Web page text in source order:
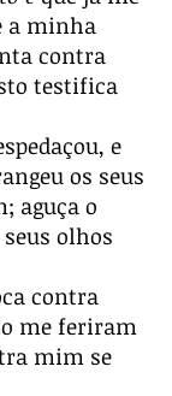
a minha
contra
testifica
e
os seus
aguça o
olhos
contra
me feriram
mim se